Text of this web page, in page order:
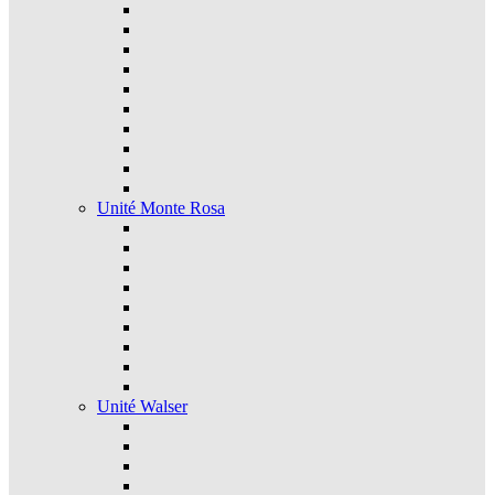
Unité Monte Rosa
Unité Walser